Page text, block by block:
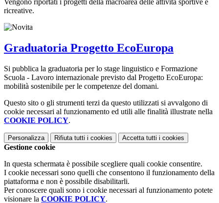
Vengono riportati i progetti della macroarea delle attività sportive e
ricreative.
Graduatoria Progetto EcoEuropa
Si pubblica la graduatoria per lo stage linguistico e Formazione
Scuola - Lavoro internazionale previsto dal Progetto EcoEuropa:
mobilità sostenibile per le competenze del domani.
Questo sito o gli strumenti terzi da questo utilizzati si avvalgono di
cookie necessari al funzionamento ed utili alle finalità illustrate nella
COOKIE POLICY.
Personalizza Rifiuta tutti i cookies Accetta tutti i cookies
Gestione cookie
In questa schermata è possibile scegliere quali cookie consentire.
I cookie necessari sono quelli che consentono il funzionamento della
piattaforma e non è possibile disabilitarli.
Per conoscere quali sono i cookie necessari al funzionamento potete
visionare la COOKIE POLICY.